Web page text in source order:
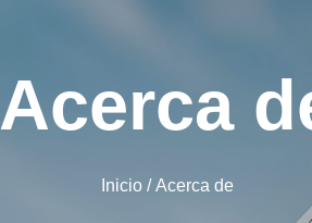
Acerca
Inicio / Acerca de